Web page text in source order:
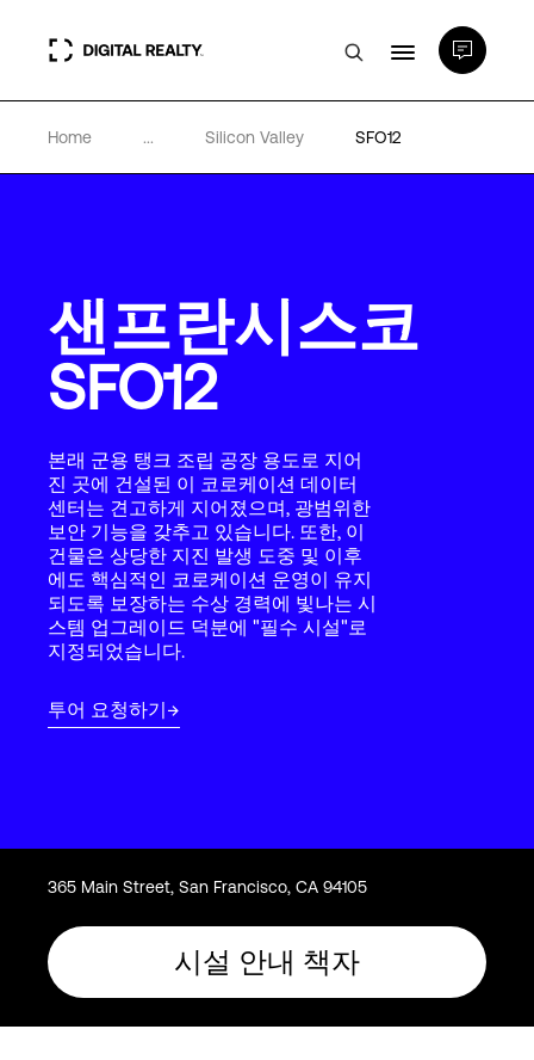
데이터 센터
파트너
전문성 및 리소스
소개
Language
로그인
Home ... Silicon Valley SFO12
샌프란시스코
SFO12
본래 군용 탱크 조립 공장 용도로 지어
진 곳에 건설된 이 코로케이션 데이터
센터는 견고하게 지어졌으며, 광범위한
보안 기능을 갖추고 있습니다. 또한, 이
건물은 상당한 지진 발생 도중 및 이후
에도 핵심적인 코로케이션 운영이 유지
되도록 보장하는 수상 경력에 빛나는 시
스템 업그레이드 덕분에 "필수 시설"로
지정되었습니다.
투어 요청하기
365 Main Street, San Francisco, CA 94105
시설 안내 책자